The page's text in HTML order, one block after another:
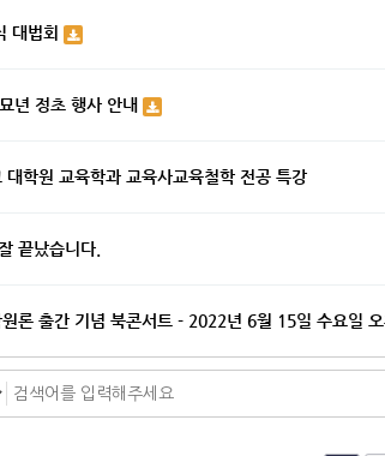
대법회
년 정초 행사 안내
대학원 교육학과 교육사교육철학 전공 특강
끝났습니다.
론 출간 기념 북콘서트 - 2022년 6월 15일 수요일